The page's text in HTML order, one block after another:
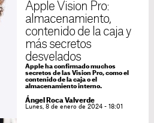
Apple Vision Pro:
almacenamiento,
contenido de la caja y
más secretos
desvelados
Apple ha confirmado muchos
secretos de las Vision Pro, como el
contenido de la caja o el
almacenamiento interno.
Ángel Roca Valverde
Lunes, 8 de enero de 2024 - 18:01